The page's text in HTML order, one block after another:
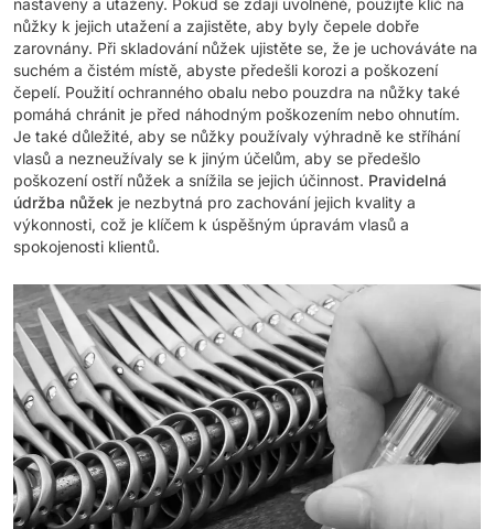
nastaveny a utaženy. Pokud se zdají uvolněné, použijte klíč na
nůžky k jejich utažení a zajistěte, aby byly čepele dobře
zarovnány. Při skladování nůžek ujistěte se, že je uchováváte na
suchém a čistém místě, abyste předešli korozi a poškození
čepelí. Použití ochranného obalu nebo pouzdra na nůžky také
pomáhá chránit je před náhodným poškozením nebo ohnutím.
Je také důležité, aby se nůžky používaly výhradně ke stříhání
vlasů a nezneužívaly se k jiným účelům, aby se předešlo
poškození ostří nůžek a snížila se jejich účinnost. Pravidelná
údržba nůžek je nezbytná pro zachování jejich kvality a
výkonnosti, což je klíčem k úspěšným úpravám vlasů a
spokojenosti klientů.